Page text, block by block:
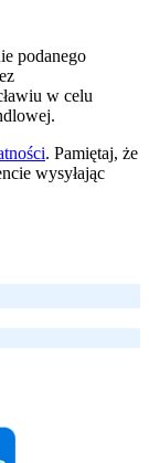
podanego
w celu
. Pamiętaj, że
wysyłając